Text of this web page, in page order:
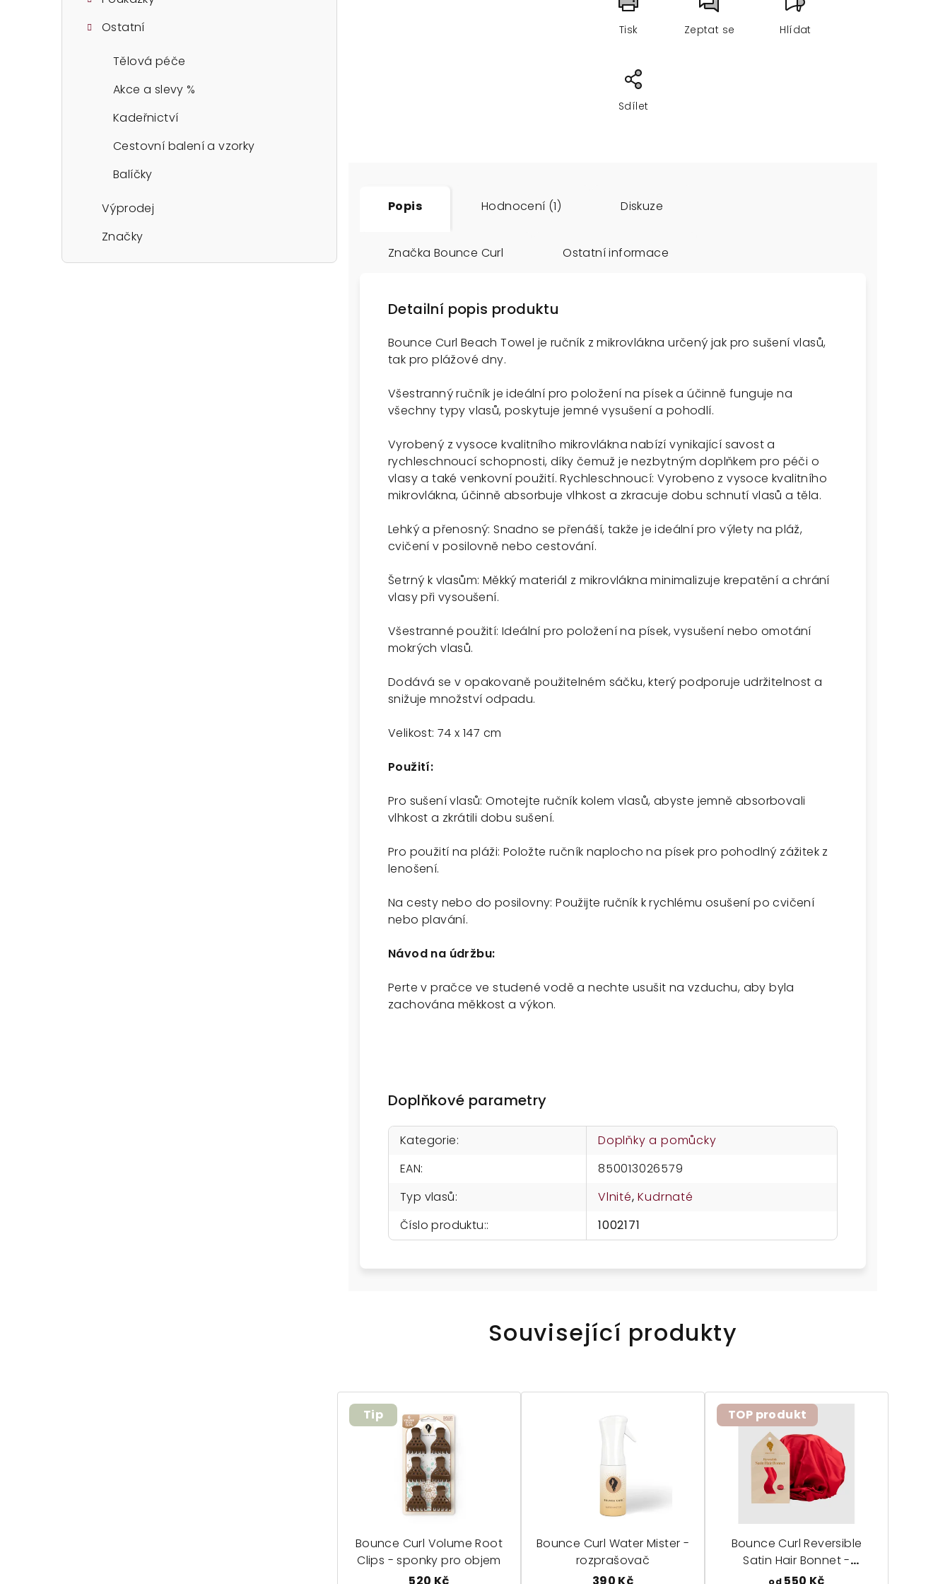
Ostatní
Tělová péče
Akce a slevy %
Kadeřnictví
Cestovní balení a vzorky
Balíčky
Výprodej
Značky
Tisk Zeptat se Hlídat
Sdílet
Popis Hodnocení (1) Diskuze
Značka Bounce Curl Ostatní informace
Detailní popis produktu
Bounce Curl Beach Towel je ručník z mikrovlákna určený jak pro sušení vlasů,
tak pro plážové dny.
Všestranný ručník je ideální pro položení na písek a účinně funguje na
všechny typy vlasů, poskytuje jemné vysušení a pohodlí.
Vyrobený z vysoce kvalitního mikrovlákna nabízí vynikající savost a
rychleschnoucí schopnosti, díky čemuž je nezbytným doplňkem pro péči o
vlasy a také venkovní použití. Rychleschnoucí: Vyrobeno z vysoce kvalitního
mikrovlákna, účinně absorbuje vlhkost a zkracuje dobu schnutí vlasů a těla.
Lehký a přenosný: Snadno se přenáší, takže je ideální pro výlety na pláž,
cvičení v posilovně nebo cestování.
Šetrný k vlasům: Měkký materiál z mikrovlákna minimalizuje krepatění a chrání
vlasy při vysoušení.
Všestranné použití: Ideální pro položení na písek, vysušení nebo omotání
mokrých vlasů.
Dodává se v opakovaně použitelném sáčku, který podporuje udržitelnost a
snižuje množství odpadu.
Velikost: 74 x 147 cm
Použití:
Pro sušení vlasů: Omotejte ručník kolem vlasů, abyste jemně absorbovali
vlhkost a zkrátili dobu sušení.
Pro použití na pláži: Položte ručník naplocho na písek pro pohodlný zážitek z
lenošení.
Na cesty nebo do posilovny: Použijte ručník k rychlému osušení po cvičení
nebo plavání.
Návod na údržbu:
Perte v pračce ve studené vodě a nechte usušit na vzduchu, aby byla
zachována měkkost a výkon.
Doplňkové parametry
Kategorie:
Doplňky a pomůcky
EAN:
850013026579
Typ vlasů: Vlnité,Kudrnaté
Číslo produktu:: 1002171
Související produkty
Tip
Bounce Curl Volume Root
Clips - sponky pro objem
520 Kč
Bounce Curl Water Mister -
rozprašovač
390 Kč
TOP produkt
Bounce Curl Reversible
Satin Hair Bonnet -
oboustranná saténová
od550 Kč